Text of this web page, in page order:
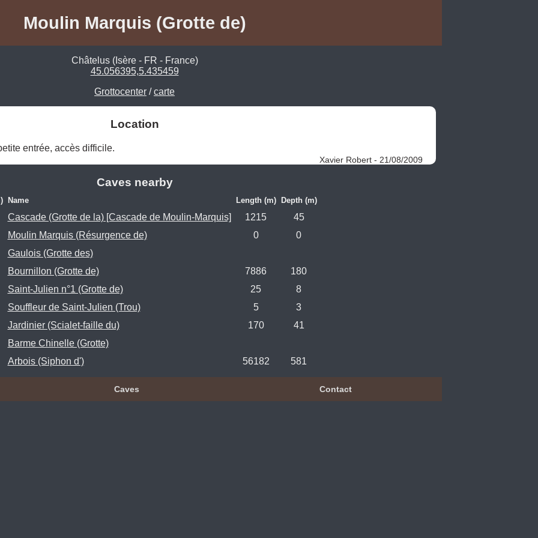
Moulin Marquis (Grotte de)
Châtelus (Isère - FR - France)
45.056395,5.435459
Grottocenter /carte
Location
entrée, accès difficile.
Xavier Robert - 21/08/2009
Caves nearby
Name Length (m) Depth (m)
Cascade (Grotte de la) [Cascade de Moulin-Marquis] 1215
45
Moulin Marquis (Résurgence de) 0
0
Gaulois (Grotte des)
Bournillon (Grotte de) 7886
180
Saint-Julien n°1 (Grotte de) 25
8
Souffleur de Saint-Julien (Trou) 5
3
Jardinier (Scialet-faille du) 170
41
Barme Chinelle (Grotte)
Arbois (Siphon d') 56182 581
Caves Contact